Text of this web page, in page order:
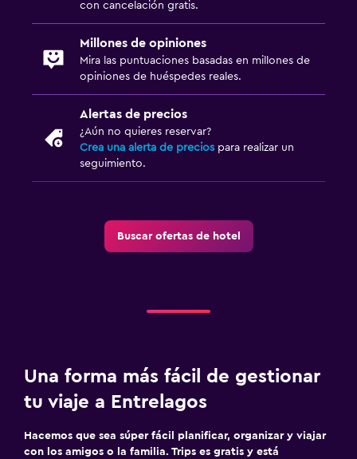
con cancelación gratis.
Millones de opiniones
Mira las puntuaciones basadas en millones de
opiniones de huéspedes reales.
Alertas de precios
¿Aún no quieres reservar?
Crea una alerta de precios para realizar un
seguimiento.
Buscar ofertas de hotel
Una forma más fácil de gestionar
tu viaje a Entrelagos
Hacemos que sea súper fácil planificar, organizar y viajar
con los amigos o la familia. Trips es gratis y está